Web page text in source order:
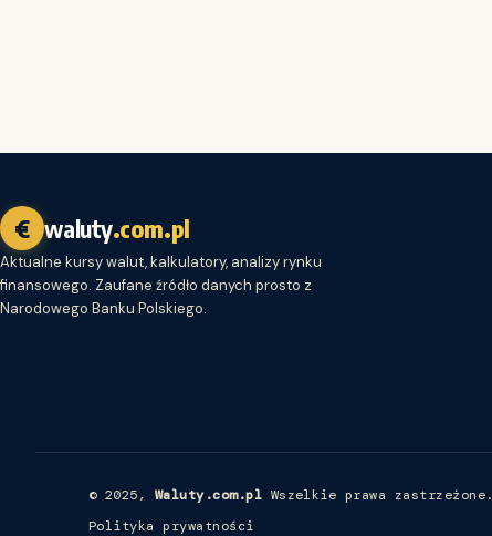
€ waluty.com.pl
Aktualne kursy walut, kalkulatory, analizy rynku
finansowego. Zaufane źródło danych prosto z
Narodowego Banku Polskiego.
© 2025, Waluty.com.pl Wszelkie prawa zastrzeżone.
Polityka prywatności